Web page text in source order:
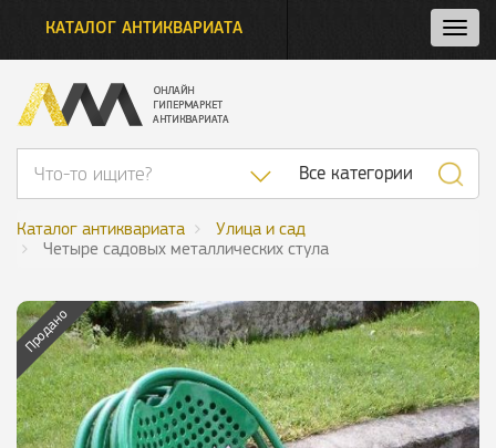
и
КАТАЛОГ АНТИКВАРИАТА
Список
Все категории
Каталог антиквариата
Улица и сад
Четыре садовых металлических стула
Продано